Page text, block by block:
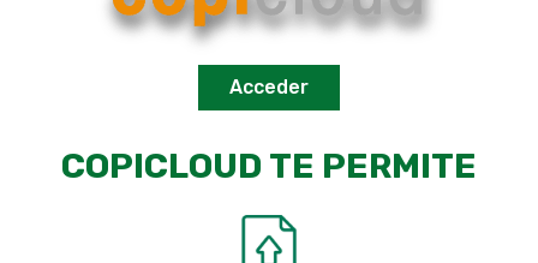
Acceder
COPICLOUD TE PERMITE
se usa la